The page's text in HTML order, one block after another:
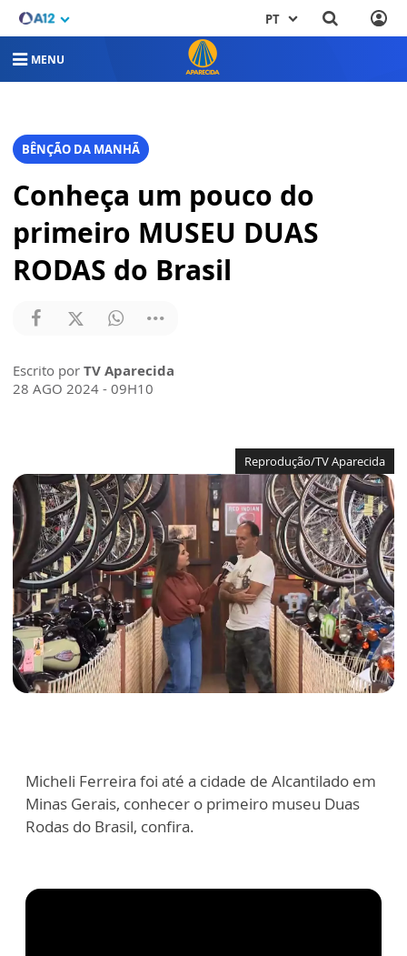
PT
MENU
BÊNÇÃO DA MANHÃ
Conheça um pouco do
primeiro MUSEU DUAS
RODAS do Brasil
Escrito por TV Aparecida
28 AGO 2024 - 09H10
Reprodução/TV Aparecida
Micheli Ferreira foi até a cidade de Alcantilado em
Minas Gerais, conhecer o primeiro museu Duas
Rodas do Brasil, confira.